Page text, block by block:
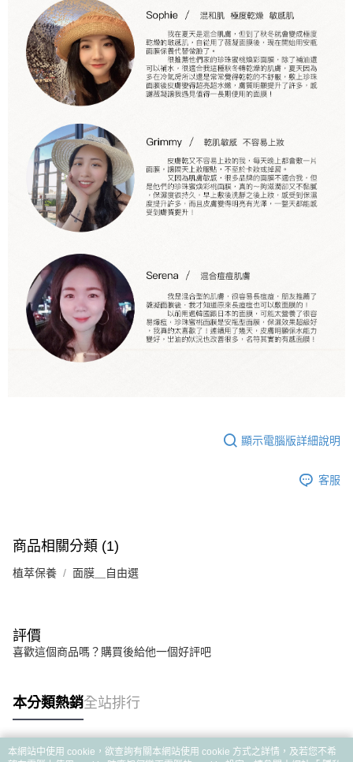
顯示電腦版詳細說明
客服
商品相關分類 (1)
植萃保養 面膜＿自由選
評價
喜歡這個商品嗎？購買後給他一個好評吧
本分類熱銷全站排行
本網站中使用 cookie，欲查詢有關本網站使用 cookie 方式之詳情，及若您不希